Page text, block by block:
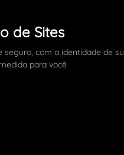
de Sites
seguro, com a identidade de
para você